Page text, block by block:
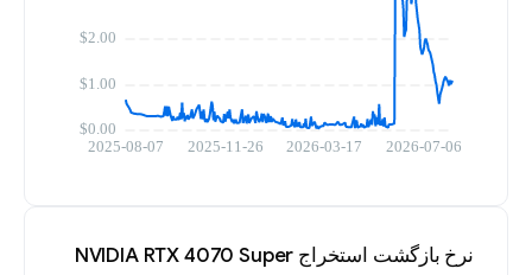
نرخ بازگشت استخراج NVIDIA RTX 4070 Super